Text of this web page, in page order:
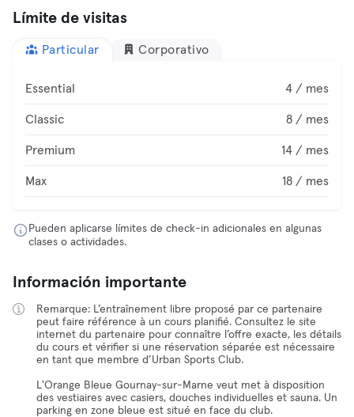
Límite de visitas
Particular Corporativo
Essential 4 / mes
Classic 8 / mes
Premium 14 / mes
Max 18 / mes
Pueden aplicarse límites de check-in adicionales en algunas
clases o actividades.
Información importante
Remarque: L’entraînement libre proposé par ce partenaire
peut faire référence à un cours planifié. Consultez le site
internet du partenaire pour connaître l’offre exacte, les détails
du cours et vérifier si une réservation séparée est nécessaire
en tant que membre d’Urban Sports Club.
L'Orange Bleue Gournay-sur-Marne veut met à disposition
des vestiaires avec casiers, douches individuelles et sauna. Un
parking en zone bleue est situé en face du club.